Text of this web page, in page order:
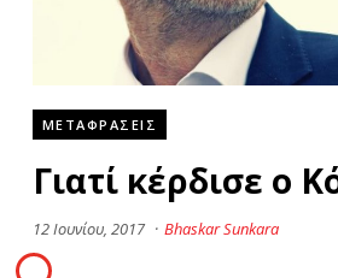
ΜΕΤΑΦΡΑΣΕΙΣ
Γιατί κέρδισε ο
12 Ιουνίου, 2017 · Bhaskar Sunkara